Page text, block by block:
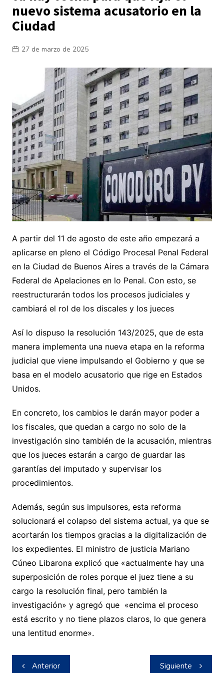
nuevo sistema acusatorio en la
Ciudad
27 de marzo de 2025
A partir del 11 de agosto de este año empezará a
aplicarse en pleno el Código Procesal Penal Federal
en la Ciudad de Buenos Aires a través de la Cámara
Federal de Apelaciones en lo Penal. Con esto, se
reestructurarán todos los procesos judiciales y
cambiará el rol de los discales y los jueces
Así lo dispuso la resolución 143/2025, que de esta
manera implementa una nueva etapa en la reforma
judicial que viene impulsando el Gobierno y que se
basa en el modelo acusatorio que rige en Estados
Unidos.
En concreto, los cambios le darán mayor poder a
los fiscales, que quedan a cargo no solo de la
investigación sino también de la acusación, mientras
que los jueces estarán a cargo de guardar las
garantías del imputado y supervisar los
procedimientos.
Además, según sus impulsores, esta reforma
solucionará el colapso del sistema actual, ya que se
acortarán los tiempos gracias a la digitalización de
los expedientes. El ministro de justicia Mariano
Cúneo Libarona explicó que «actualmente hay una
superposición de roles porque el juez tiene a su
cargo la resolución final, pero también la
investigación» y agregó que «encima el proceso
está escrito y no tiene plazos claros, lo que genera
una lentitud enorme».
Navegación
Anterior Siguiente